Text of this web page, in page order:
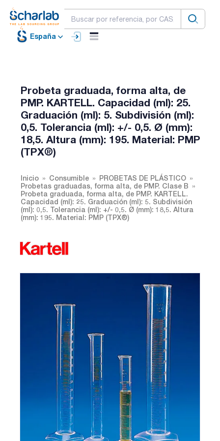
España
Probeta graduada, forma alta, de
PMP. KARTELL. Capacidad (ml): 25.
Graduación (ml): 5. Subdivisión (ml):
0,5. Tolerancia (ml): +/- 0,5. Ø (mm):
18,5. Altura (mm): 195. Material: PMP
(TPX®)
Inicio Consumible
PROBETAS DE PLÁSTICO
Probetas graduadas, forma alta, de PMP. Clase B
Probeta graduada, forma alta, de PMP. KARTELL.
Capacidad (ml): 25. Graduación (ml): 5. Subdivisión
(ml): 0,5. Tolerancia (ml): +/- 0,5. Ø (mm): 18,5. Altura
(mm): 195. Material: PMP (TPX®)